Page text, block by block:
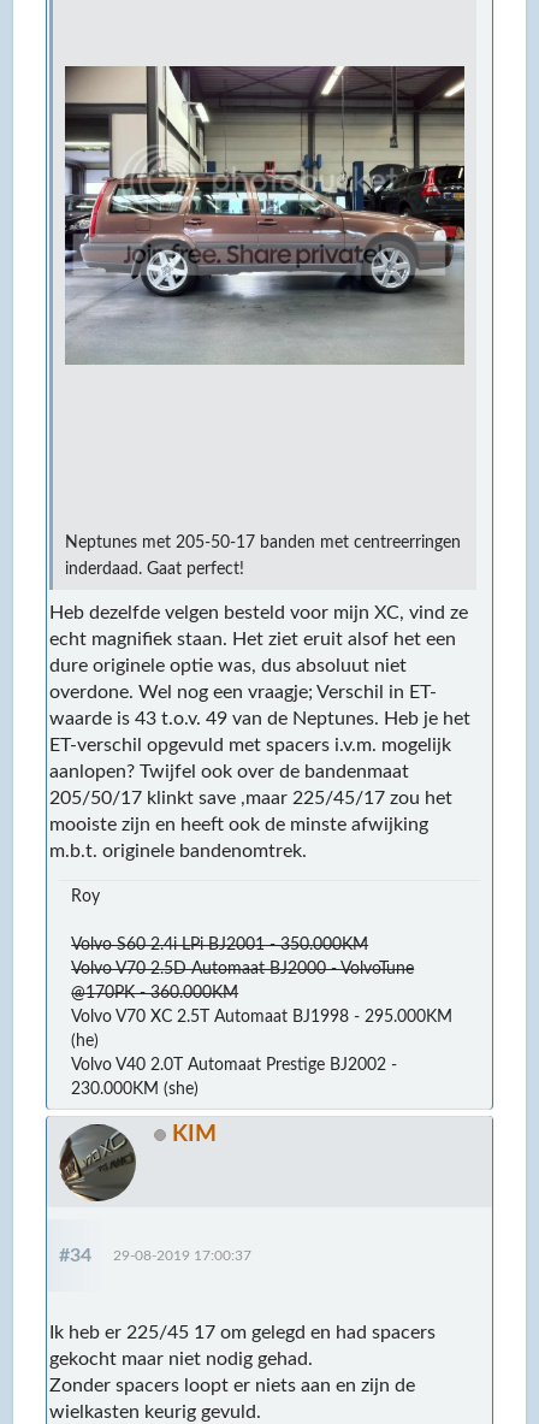
Neptunes met 205-50-17 banden met centreerringen
inderdaad. Gaat perfect!
Heb dezelfde velgen besteld voor mijn XC, vind ze
echt magnifiek staan. Het ziet eruit alsof het een
dure originele optie was, dus absoluut niet
overdone. Wel nog een vraagje; Verschil in ET-
waarde is 43 t.o.v. 49 van de Neptunes. Heb je het
ET-verschil opgevuld met spacers i.v.m. mogelijk
aanlopen? Twijfel ook over de bandenmaat
205/50/17 klinkt save ,maar 225/45/17 zou het
mooiste zijn en heeft ook de minste afwijking
m.b.t. originele bandenomtrek.
Roy
Volvo S60 2.4i LPi BJ2001 - 350.000KM
Volvo V70 2.5D Automaat BJ2000 - VolvoTune
@170PK - 360.000KM
Volvo V70 XC 2.5T Automaat BJ1998 - 295.000KM
(he)
Volvo V40 2.0T Automaat Prestige BJ2002 -
230.000KM (she)
KIM
#34 29-08-2019 17:00:37
Ik heb er 225/45 17 om gelegd en had spacers
gekocht maar niet nodig gehad.
Zonder spacers loopt er niets aan en zijn de
wielkasten keurig gevuld.